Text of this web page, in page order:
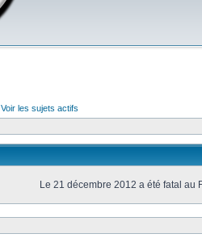
Voir les sujets actifs
Le 21 décembre 2012 a été fatal au